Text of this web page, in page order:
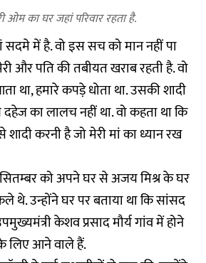
ओम का घर जहां परिवार रहता है.
में है. वो इस सच को मान नहीं पा
और पति की तबीयत खराब रहती है. वो
था, हमारे कपड़े धोता था. उसकी शादी
का लालच नहीं था. वो कहता था कि
करनी है जो मेरी मां का ध्यान रख
को अपने घर से अजय मिश्र के घर
थे. उन्होंने घर पर बताया था कि सांसद
केशव प्रसाद मौर्य गांव में होने
लिए आने वाले हैं.